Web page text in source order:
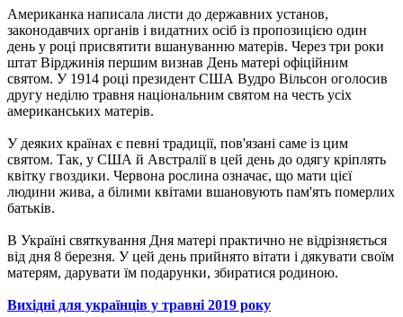
Американка написала листи до державних установ,
законодавчих органів і видатних осіб із пропозицією один
день у році присвятити вшануванню матерів. Через три роки
штат Вірджинія першим визнав День матері офіційним
святом. У 1914 році президент США Вудро Вільсон оголосив
другу неділю травня національним святом на честь усіх
американських матерів.
У деяких країнах є певні традиції, пов'язані саме із цим
святом. Так, у США й Австралії в цей день до одягу кріплять
квітку гвоздики. Червона рослина означає, що мати цієї
людини жива, а білими квітами вшановують пам'ять померлих
батьків.
В Україні святкування Дня матері практично не відрізняється
від дня 8 березня. У цей день прийнято вітати і дякувати своїм
матерям, дарувати їм подарунки, збиратися родиною.
Вихідні для українців у травні 2019 року